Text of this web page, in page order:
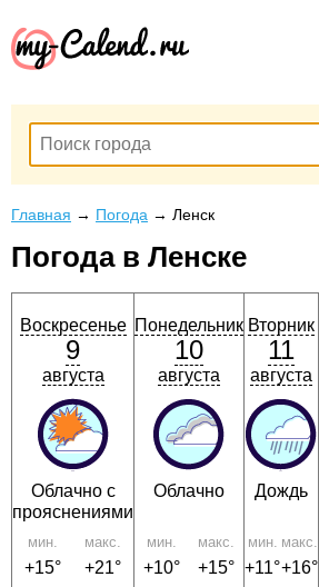
Главная → Погода → Ленск
Погода в Ленске
Воскресенье
9
августа
Облачно с
прояснениями
мин.
+15°
макс.
+21°
Понедельник
10
августа
Облачно
мин.
+10°
макс.
+15°
Вторник
11
августа
Дождь
мин.
+11°
макс.
+16°